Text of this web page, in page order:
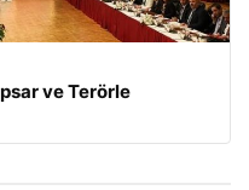
ve Terörle